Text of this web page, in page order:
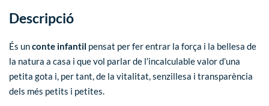
Descripció
És unconte infantil pensat per fer entrar la força i la bellesa de
la natura a casa i que vol parlar de l’incalculable valor d’una
petita gota i, per tant, de la vitalitat, senzillesa i transparència
dels més petits i petites.